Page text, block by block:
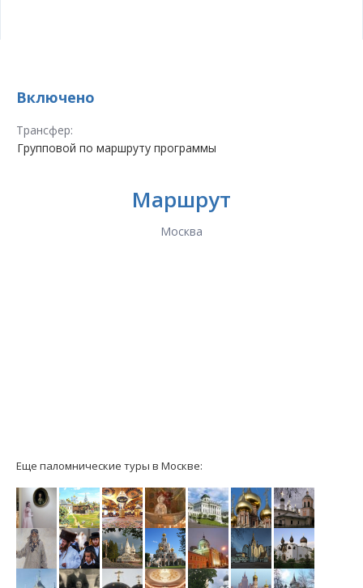
Включено
Трансфер:
Групповой по маршруту программы
Маршрут
Москва
Еще паломнические туры в Москве: